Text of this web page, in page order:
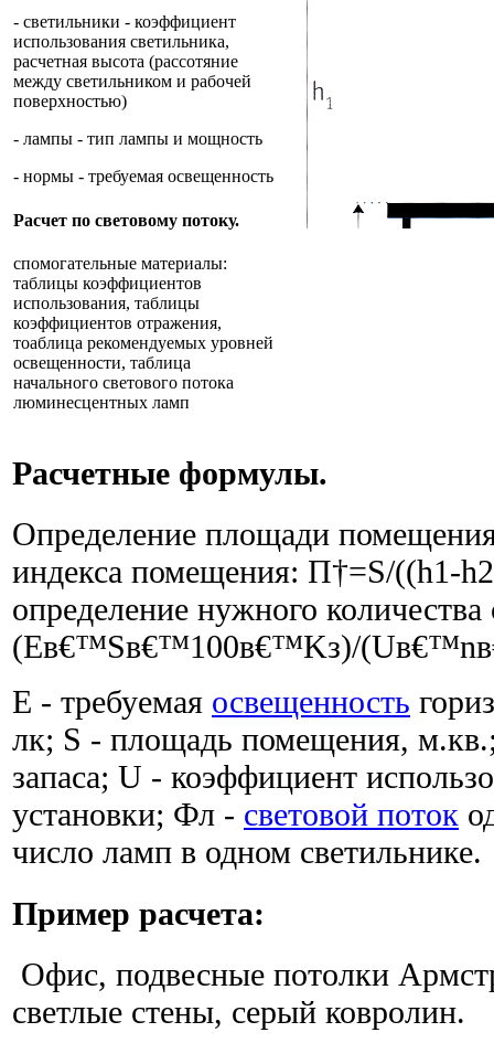
- светильники - коэффициент
использования светильника,
расчетная высота (рассотяние
между светильником и рабочей
поверхностью)
- лампы - тип лампы и мощность
- нормы - требуемая освещенность
Расчет по световому потоку.
спомогательные материалы:
таблицы коэффициентов
использования, таблицы
коэффициентов отражения,
тоаблица рекомендуемых уровней
освещенности, таблица
начального светового потока
люминесцентных ламп
Расчетные формулы.
Определение площади
индекса помещения: П†=S/((h1-
определение нужного
(Eв€™Sв€™100в€™Kз)/
E - требуемая освещенность
лк; S - площадь помещения,
запаса; U - коэффициент
установки; Фл - световой поток
число ламп в одном светильнике.
Пример расчета:
Офис, подвесные потолки
светлые стены, серый ковролин.